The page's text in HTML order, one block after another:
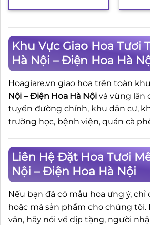
Khu Vực Giao Hoa Tươi
Hà Nội – Điện Hoa Hà
Hoagiare.vn giao hoa trên toàn
Nội – Điện Hoa Hà Nội và vùng lân
tuyến đường chính, khu dân cư,
trường học, bệnh viện, quán cà
Liên Hệ Đặt Hoa Tươi
Nội – Điện Hoa Hà Nội
Nếu bạn đã có mẫu hoa ưng ý, chỉ
hoặc mã sản phẩm cho chúng tôi.
vân, hãy nói về dịp tặng, người